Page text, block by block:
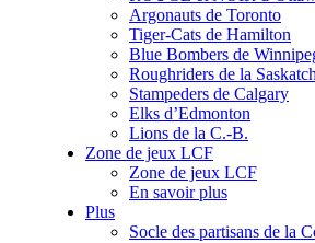
Argonauts de Toronto
Tiger-Cats de Hamilton
Blue Bombers de
Roughriders de la
Stampeders de Calgary
Elks d’Edmonton
Lions de la C.-B.
Zone de jeux LCF
Zone de jeux LCF
En savoir plus
Plus
Socle des partisans de la